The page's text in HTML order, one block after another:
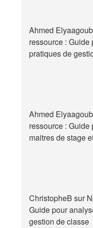
Ahmed
ressource :
pratiques de
Ahmed
ressource :
maitres de stage
ChristopheB sur
Guide pour
gestion de classe